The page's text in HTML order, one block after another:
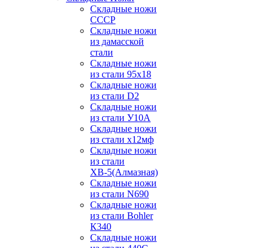
Cкладные ножи
СССР
Складные ножи
из дамасской
стали
Складные ножи
из стали 95х18
Складные ножи
из стали D2
Складные ножи
из стали У10А
Складные ножи
из стали х12мф
Складные ножи
из стали
ХВ-5(Алмазная)
Складные ножи
из стали N690
Складные ножи
из стали Bohler
К340
Складные ножи